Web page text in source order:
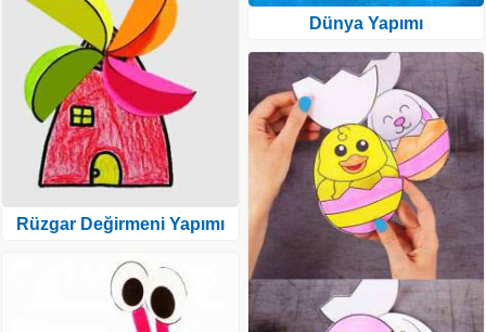
Rüzgar Değirmeni Yapımı
Dünya Yapımı